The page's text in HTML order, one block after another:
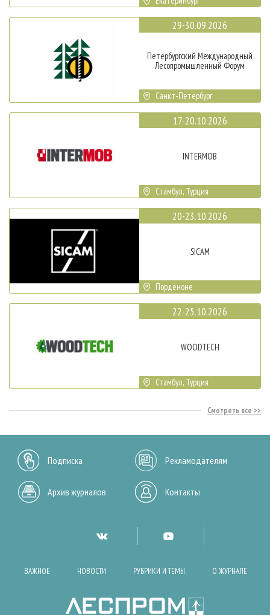
29-30.09.2026
Петербургский Международный
Лесопромышленный Форум
Санкт-Петербург
17-20.10.2026
INTERMOB
Стамбул, Турция
20-23.10.2026
SICAM
Порденоне
22-25.10.2026
WOODTECH
Стамбул, Турция
Смотреть все
Подписка Рекламодателям
Архив журналов Контакты
ВАЖНОЕ НОВОСТИ РУБРИКИ И ТЕМЫ О ЖУРНАЛЕ